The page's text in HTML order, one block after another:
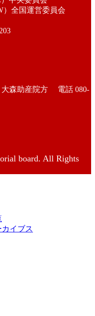
）全国運営委員会
大森助産院方 電話 080-
board. All Rights
イブス